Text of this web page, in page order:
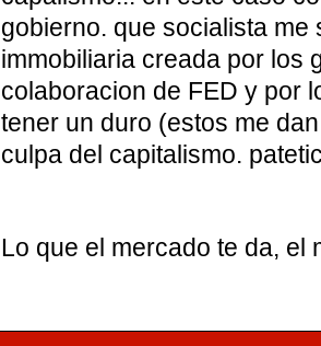
gobierno. que socialista
immobiliaria creada por los
colaboracion de FED y por
tener un duro (estos me
culpa del capitalismo.
Lo que el mercado te da, el